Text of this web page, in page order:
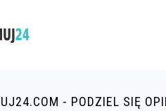
- PODZIEL SIĘ